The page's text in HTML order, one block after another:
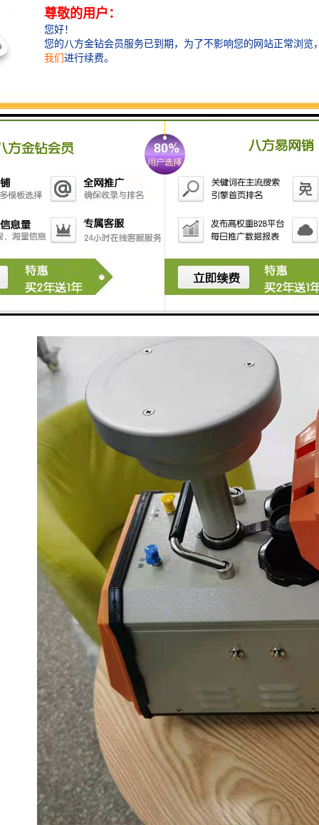
寿命。若操作不慎，发生倒吸现象，过滤器必须清洗干
净，并重新换上滤棉或泡沫塑料；如吸入泵体内，应用
酒精清洗泵体，然后将仪器空载运转几分钟，待酒精挥
口的气嘴要用胶管套好，防止灰尘进入；同时将内置电
有良好的工作性能。 3、内置电池组欠压应及时充电，
否则影响仪器采样效果和电池性能，以确保电池具有良
好工作性能。 4、在运输、使用过程中应尽量避免强烈
的震动碰撞及防止灰尘、雨、雪的侵袭。 5、现场采样
时，应确认使用220V交流电，防止误接其它工业电源而
损坏采样器。 6、关机后应间隔5秒钟以上才能再开
机。 7、严禁在矿井下或易燃易爆环境中使用。